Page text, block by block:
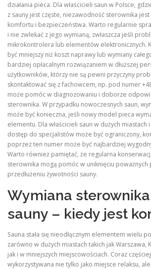
działania pieca. Dla właścicieli saun w Polsce,
z sauny jest częste, niezawodność sterownika
komfortu i bezpieczeństwa. Warto regularnie
i nie zwlekać z jego wymianą, zwłaszcza jeśli
mikrokontrolera lub elementów elektronicznych.
być mniejszy niż koszt naprawy lub wymiany
bardziej opłacalnym rozwiązaniem w dłuższej
użytkowników, którzy nie są pewni przyczyny
skontaktować się z fachowcem, np. pod numer
może pomóc w diagnozowaniu i doborze
sterownika. W przypadku nowoczesnych saun,
może być konieczna, jeśli nowy model pieca
elementu. Dla właścicieli saun w dużych miastach
dostęp do specjalistów może być ograniczony,
poprzez ten numer może być najbardziej
Warto również pamiętać, że regularna
sterownika mogą pomóc w uniknięciu
przedłużeniu żywotności sauny.
Wymiana
sauny – kiedy jest
Sauna stała się nieodłącznym elementem wielu
zarówno w dużych miastach takich jak Warszawa,
jak i w mniejszych miejscowościach. Coraz
wykorzystywana nie tylko jako miejsce relaksu,